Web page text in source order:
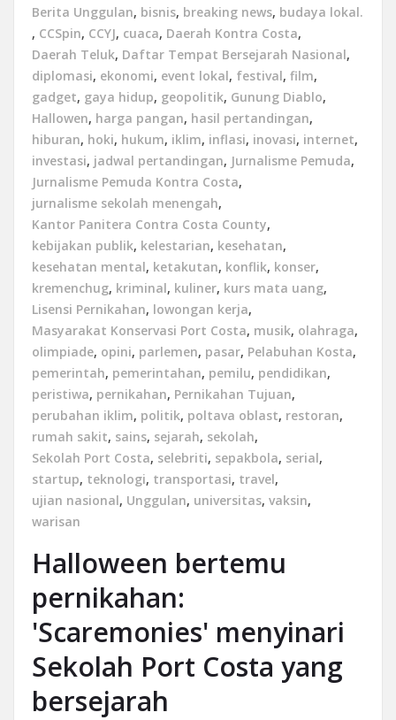
Berita Unggulan, bisnis, breaking news, budaya lokal.
, CCSpin, CCYJ, cuaca, Daerah Kontra Costa,
Daerah Teluk, Daftar Tempat Bersejarah Nasional,
diplomasi, ekonomi, event lokal, festival, film,
gadget, gaya hidup, geopolitik, Gunung Diablo,
Hallowen, harga pangan, hasil pertandingan,
hiburan, hoki, hukum, iklim, inflasi, inovasi, internet,
investasi, jadwal pertandingan, Jurnalisme Pemuda,
Jurnalisme Pemuda Kontra Costa,
jurnalisme sekolah menengah,
Kantor Panitera Contra Costa County,
kebijakan publik, kelestarian, kesehatan,
kesehatan mental, ketakutan, konflik, konser,
kremenchug, kriminal, kuliner, kurs mata uang,
Lisensi Pernikahan, lowongan kerja,
Masyarakat Konservasi Port Costa, musik, olahraga,
olimpiade, opini, parlemen, pasar, Pelabuhan Kosta,
pemerintah, pemerintahan, pemilu, pendidikan,
peristiwa, pernikahan, Pernikahan Tujuan,
perubahan iklim, politik, poltava oblast, restoran,
rumah sakit, sains, sejarah, sekolah,
Sekolah Port Costa, selebriti, sepakbola, serial,
startup, teknologi, transportasi, travel,
ujian nasional, Unggulan, universitas, vaksin,
warisan
Halloween bertemu
pernikahan:
'Scaremonies' menyinari
Sekolah Port Costa yang
bersejarah